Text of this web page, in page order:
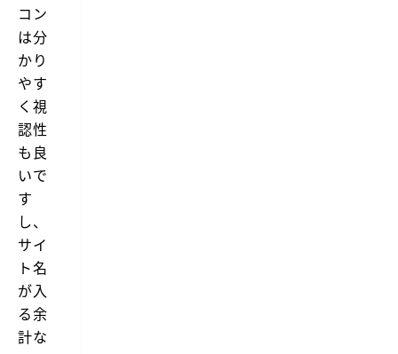
コン
は分
かり
やす
く視
認性
も良
いで
す
し、
サイ
ト名
が入
る余
計な